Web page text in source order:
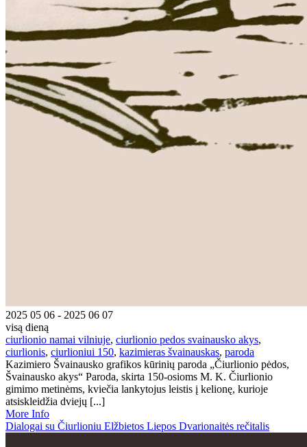
2025 05 06 - 2025 06 07
visą dieną
ciurlionio namai vilniuje, ciurlionio pedos svainausko akys,
ciurlionis, ciurlioniui 150, kazimieras švainauskas, paroda
Kazimiero Švainausko grafikos kūrinių paroda „Čiurlionio pėdos,
Švainausko akys“ Paroda, skirta 150-osioms M. K. Čiurlionio
gimimo metinėms, kviečia lankytojus leistis į kelionę, kurioje
atsiskleidžia dviejų [...]
More Info
Dialogai su Čiurlioniu Elžbietos Liepos Dvarionaitės rečitalis